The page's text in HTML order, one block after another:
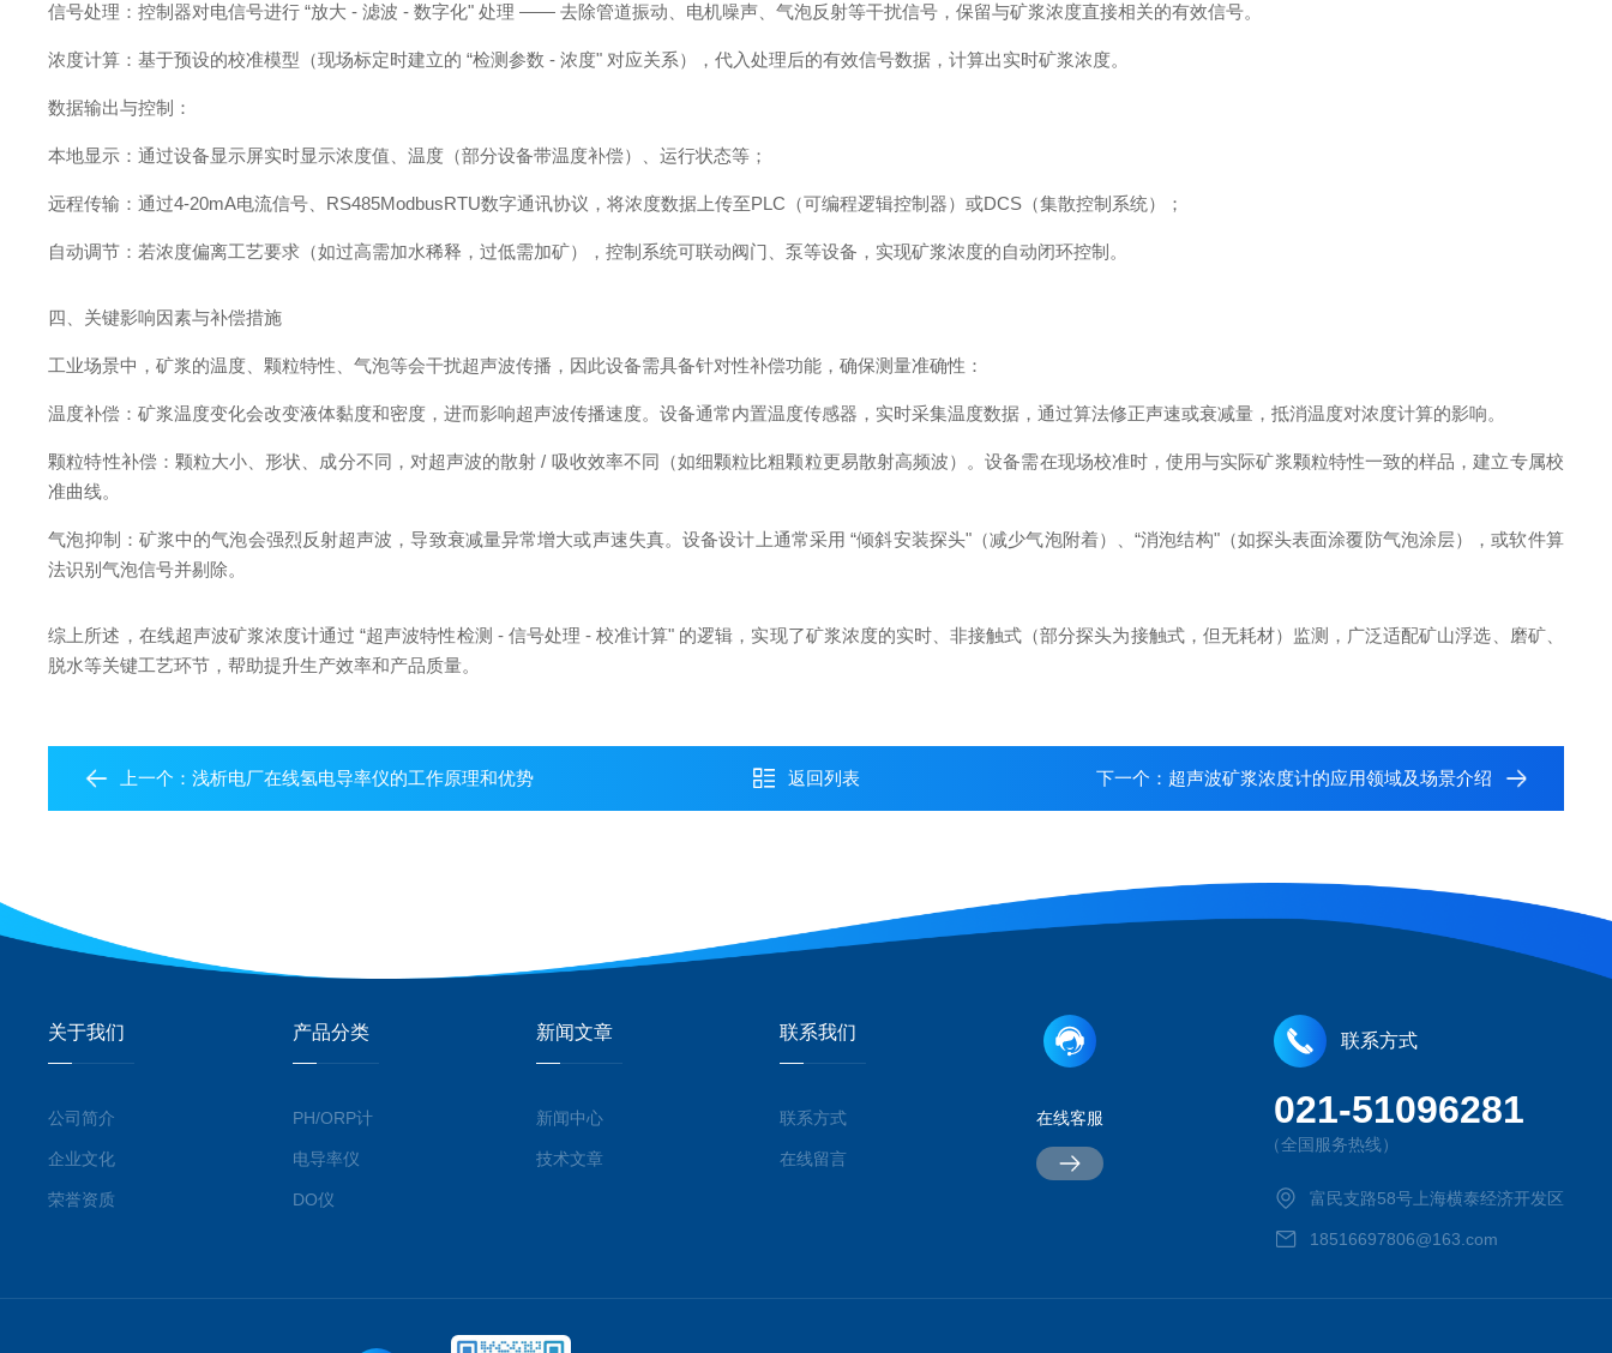
信号处理：控制器对电信号进行 “放大 - 滤波 - 数字化" 处理 —— 去除管道振动、电机噪声、气泡反射等干扰信号，保留与矿浆浓度直接相关的有效信号。
浓度计算：基于预设的校准模型（现场标定时建立的 “检测参数 - 浓度" 对应关系），代入处理后的有效信号数据，计算出实时矿浆浓度。
数据输出与控制：
本地显示：通过设备显示屏实时显示浓度值、温度（部分设备带温度补偿）、运行状态等；
远程传输：通过4-20mA电流信号、RS485ModbusRTU数字通讯协议，将浓度数据上传至PLC（可编程逻辑控制器）或DCS（集散控制系统）；
自动调节：若浓度偏离工艺要求（如过高需加水稀释，过低需加矿），控制系统可联动阀门、泵等设备，实现矿浆浓度的自动闭环控制。
四、关键影响因素与补偿措施
工业场景中，矿浆的温度、颗粒特性、气泡等会干扰超声波传播，因此设备需具备针对性补偿功能，确保测量准确性：
温度补偿：矿浆温度变化会改变液体黏度和密度，进而影响超声波传播速度。设备通常内置温度传感器，实时采集温度数据，通过算法修正声速或衰减量，抵消温度对浓度计算的影响。
颗粒特性补偿：颗粒大小、形状、成分不同，对超声波的散射 / 吸收效率不同（如细颗粒比粗颗粒更易散射高频波）。设备需在现场校准时，使用与实际矿浆颗粒特性一致的样品，建立专属校
准曲线。
气泡抑制：矿浆中的气泡会强烈反射超声波，导致衰减量异常增大或声速失真。设备设计上通常采用 “倾斜安装探头"（减少气泡附着）、“消泡结构"（如探头表面涂覆防气泡涂层），或软件算
法识别气泡信号并剔除。
综上所述，在线超声波矿浆浓度计通过 “超声波特性检测 - 信号处理 - 校准计算" 的逻辑，实现了矿浆浓度的实时、非接触式（部分探头为接触式，但无耗材）监测，广泛适配矿山浮选、磨矿、
脱水等关键工艺环节，帮助提升生产效率和产品质量。
上一个：浅析电厂在线氢电导率仪的工作原理和优势 返回列表 下一个： 超声波矿浆浓度计的应用领域及场景介绍
关于我们
公司简介
企业文化
荣誉资质
产品分类
PH/ORP计
电导率仪
DO仪
新闻文章
新闻中心
技术文章
联系我们
联系方式
在线留言
在线客服
联系方式
021-51096281
（全国服务热线）
富民支路58号上海横泰经济开发区
18516697806@163.com